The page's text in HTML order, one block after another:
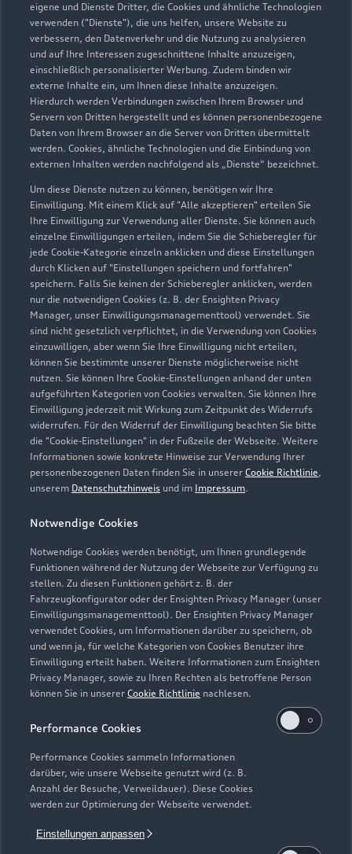
eigene und Dienste Dritter, die Cookies und ähnliche Technologien
verwenden ("Dienste"), die uns helfen, unsere Website zu
verbessern, den Datenverkehr und die Nutzung zu analysieren
und auf Ihre Interessen zugeschnittene Inhalte anzuzeigen,
einschließlich personalisierter Werbung. Zudem binden wir
externe Inhalte ein, um Ihnen diese Inhalte anzuzeigen.
Hierdurch werden Verbindungen zwischen Ihrem Browser und
Servern von Dritten hergestellt und es können personenbezogene
Daten von Ihrem Browser an die Server von Dritten übermittelt
werden. Cookies, ähnliche Technologien und die Einbindung von
externen Inhalten werden nachfolgend als „Dienste“ bezeichnet.
Um diese Dienste nutzen zu können, benötigen wir Ihre
Einwilligung. Mit einem Klick auf "Alle akzeptieren" erteilen Sie
Ihre Einwilligung zur Verwendung aller Dienste. Sie können auch
einzelne Einwilligungen erteilen, indem Sie die Schieberegler für
jede Cookie-Kategorie einzeln anklicken und diese Einstellungen
durch Klicken auf "Einstellungen speichern und fortfahren"
speichern. Falls Sie keinen der Schieberegler anklicken, werden
nur die notwendigen Cookies (z. B. der Ensighten Privacy
Manager, unser Einwilligungsmanagementtool) verwendet. Sie
sind nicht gesetzlich verpflichtet, in die Verwendung von Cookies
einzuwilligen, aber wenn Sie Ihre Einwilligung nicht erteilen,
können Sie bestimmte unserer Dienste möglicherweise nicht
nutzen. Sie können Ihre Cookie-Einstellungen anhand der unten
aufgeführten Kategorien von Cookies verwalten. Sie können Ihre
Einwilligung jederzeit mit Wirkung zum Zeitpunkt des Widerrufs
widerrufen. Für den Widerruf der Einwilligung beachten Sie bitte
die "Cookie-Einstellungen" in der Fußzeile der Webseite. Weitere
Informationen sowie konkrete Hinweise zur Verwendung Ihrer
personenbezogenen Daten finden Sie in unserer Cookie Richtlinie,
unserem Datenschutzhinweis und im Impressum.
Notwendige Cookies
Notwendige Cookies werden benötigt, um Ihnen grundlegende
Funktionen während der Nutzung der Webseite zur Verfügung zu
stellen. Zu diesen Funktionen gehört z. B. der
Fahrzeugkonfigurator oder der Ensighten Privacy Manager (unser
Einwilligungsmanagementtool). Der Ensighten Privacy Manager
verwendet Cookies, um Informationen darüber zu speichern, ob
und wenn ja, für welche Kategorien von Cookies Benutzer ihre
Einwilligung erteilt haben. Weitere Informationen zum Ensighten
Privacy Manager, sowie zu Ihren Rechten als betroffene Person
können Sie in unserer Cookie Richtlinie nachlesen.
Performance Cookies
Performance Cookies sammeln Informationen
darüber, wie unsere Webseite genutzt wird (z. B.
Anzahl der Besuche, Verweildauer). Diese Cookies
werden zur Optimierung der Webseite verwendet.
Einstellungen anpassen
Teile & Zubehörverkauf
Geschlossen,öffnet am Montag 06:00
Zur Inspektion
Zur Reparatur
Zurück nach oben
Modelle
Elektromodelle
Plug-in-Hybride
Neuwagensuche
Gebrauchtwagensuche
Service & Zubehör
Saisonale Angebote
Audi Services
Support
Über Audi